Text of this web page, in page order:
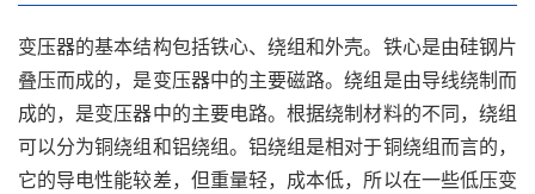
变压器的基本结构包括铁心、绕组和外壳。铁心是由硅钢片
叠压而成的，是变压器中的主要磁路。绕组是由导线绕制而
成的，是变压器中的主要电路。根据绕制材料的不同，绕组
可以分为铜绕组和铝绕组。铝绕组是相对于铜绕组而言的，
它的导电性能较差，但重量轻，成本低，所以在一些低压变